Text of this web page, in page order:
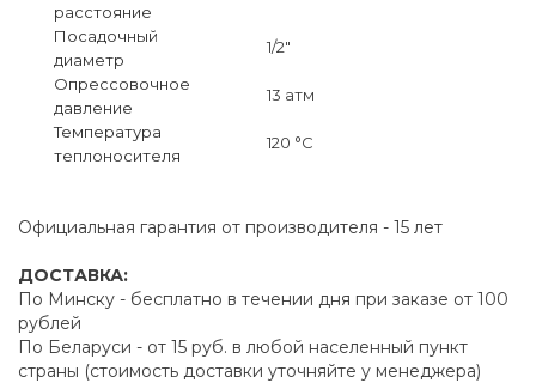
расстояние
Посадочный
диаметр
1/2"
Опрессовочное
давление
13 атм
Температура
теплоносителя
120 °C
Официальная гарантия от производителя - 15 лет
ДОСТАВКА:
По Минску - бесплатно в течении дня при заказе от 100
рублей
По Беларуси - от 15 руб. в любой населенный пункт
страны (стоимость доставки уточняйте у менеджера)